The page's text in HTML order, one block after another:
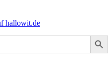
hallowit.de
Search Button